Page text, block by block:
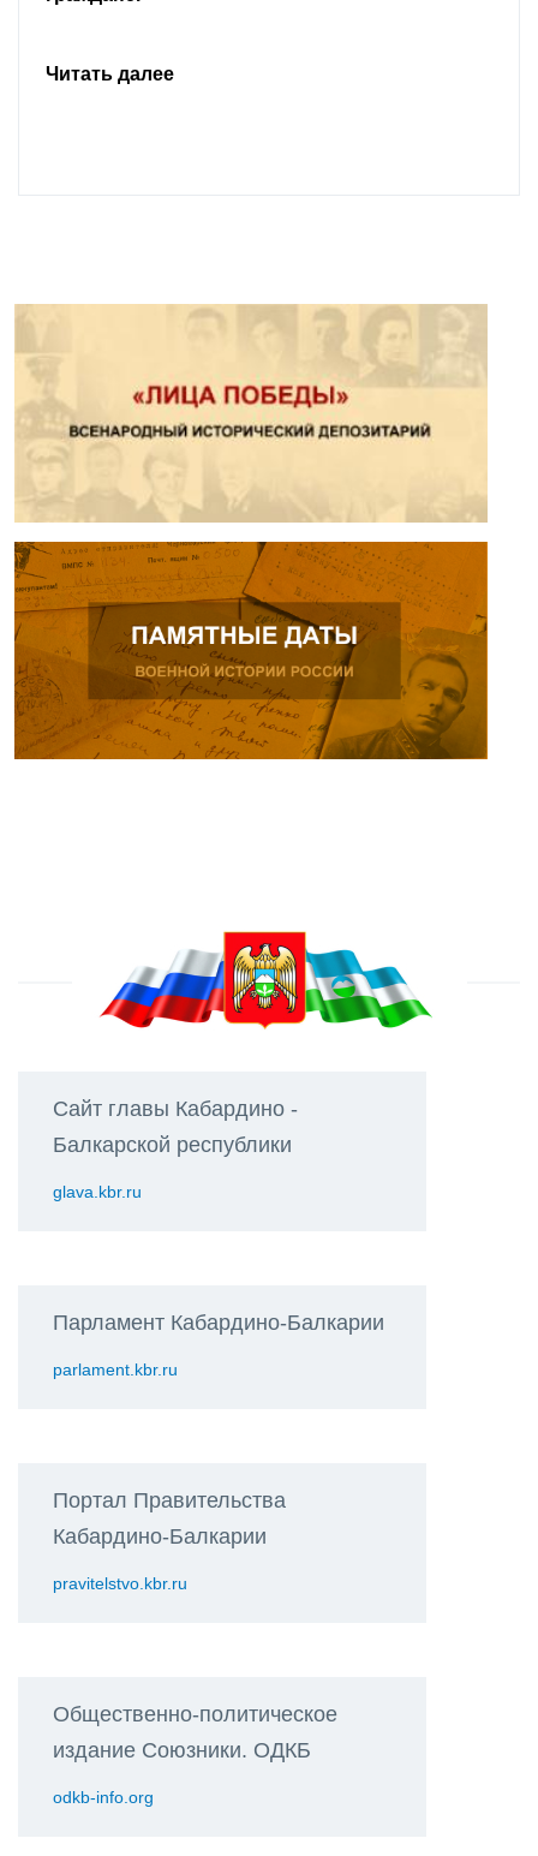
Читать далее
Сайт главы Кабардино -
Балкарской республики
glava.kbr.ru
Парламент Кабардино-Балкарии
parlament.kbr.ru
Портал Правительства
Кабардино-Балкарии
pravitelstvo.kbr.ru
Общественно-политическое
издание Союзники. ОДКБ
odkb-info.org